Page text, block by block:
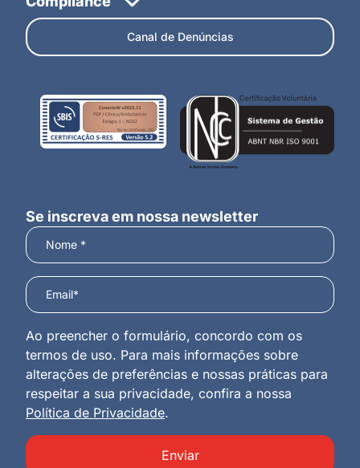
Canal de Denúncias
Se inscreva em nossa newsletter
Ao preencher o formulário, concordo com os
termos de uso. Para mais informações sobre
alterações de preferências e nossas práticas para
respeitar a sua privacidade, confira a nossa
Política de Privacidade.
Enviar